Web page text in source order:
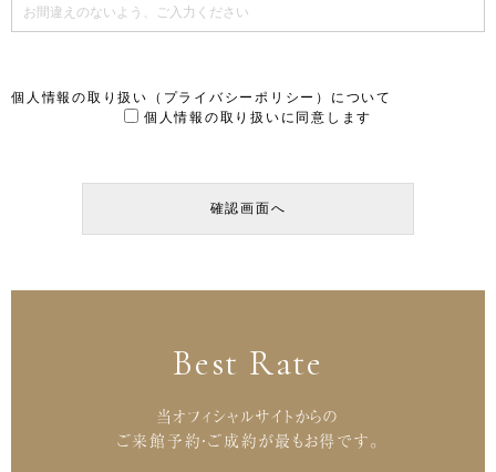
個人情報の取り扱い（プライバシーポリシー） について
個人情報の取り扱いに同意します
Best Rate
当オフィシャルサイトからの
ご来館予約・ご成約が最もお得です。